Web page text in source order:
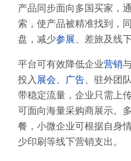
产品同步面向多国买家，
索，使产品被精准找到，
盘，减少参展、差旅及线
平台可有效降低企业营销
投入展会、 广告、驻外团
带稳定流量，企业只需上
可面向海量采购商展示。
餐，小微企业可根据自身
少印刷等线下营销支出。